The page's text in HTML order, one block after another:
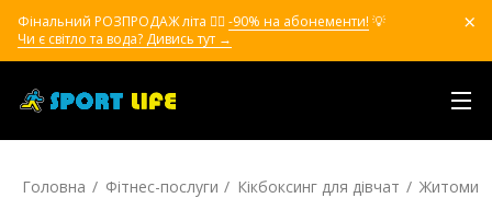
Фінальний РОЗПРОДАЖ літа ❤️‍🔥 -90% на абонементи! 💡
Чи є світло та вода? Дивись тут →
Головна Фітнес-послуги Кікбоксинг для дівчат Житомир